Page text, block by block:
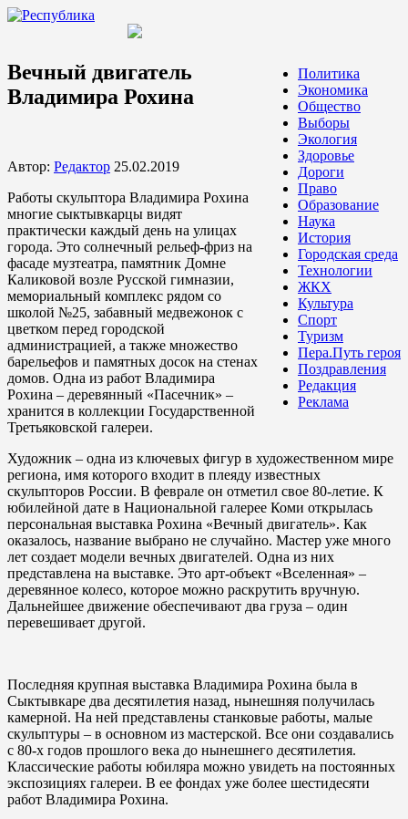
Политика
Экономика
Общество
Выборы
Экология
Здоровье
Дороги
Право
Образование
Наука
История
Городская среда
Технологии
ЖКХ
Культура
Спорт
Туризм
Пера.Путь героя
Поздравления
Редакция
Реклама
Вечный двигатель
Владимира Рохина
Автор: Редактор 25.02.2019
Работы скульптора Владимира Рохина
многие сыктывкарцы видят
практически каждый день на улицах
города. Это солнечный рельеф-фриз на
фасаде музтеатра, памятник Домне
Каликовой возле Русской гимназии,
мемориальный комплекс рядом со
школой №25, забавный медвежонок с
цветком перед городской
администрацией, а также множество
барельефов и памятных досок на стенах
домов. Одна из работ Владимира
Рохина – деревянный «Пасечник» –
хранится в коллекции Государственной
Третьяковской галереи.
Художник – одна из ключевых фигур в художественном мире
региона, имя которого входит в плеяду известных
скульпторов России. В феврале он отметил свое 80-летие. К
юбилейной дате в Национальной галерее Коми открылась
персональная выставка Рохина «Вечный двигатель». Как
оказалось, название выбрано не случайно. Мастер уже много
лет создает модели вечных двигателей. Одна из них
представлена на выставке. Это арт-объект «Вселенная» –
деревянное колесо, которое можно раскрутить вручную.
Дальнейшее движение обеспечивают два груза – один
перевешивает другой.
Последняя крупная выставка Владимира Рохина была в
Сыктывкаре два десятилетия назад, нынешняя получилась
камерной. На ней представлены станковые работы, малые
скульптуры – в основном из мастерской. Все они создавались
с 80-х годов прошлого века до нынешнего десятилетия.
Классические работы юбиляра можно увидеть на постоянных
экспозициях галереи. В ее фондах уже более шестидесяти
работ Владимира Рохина.